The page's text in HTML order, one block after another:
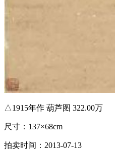
△1915年作 葫芦图 322.00万
尺寸：137×68cm
拍卖时间：2013-07-13